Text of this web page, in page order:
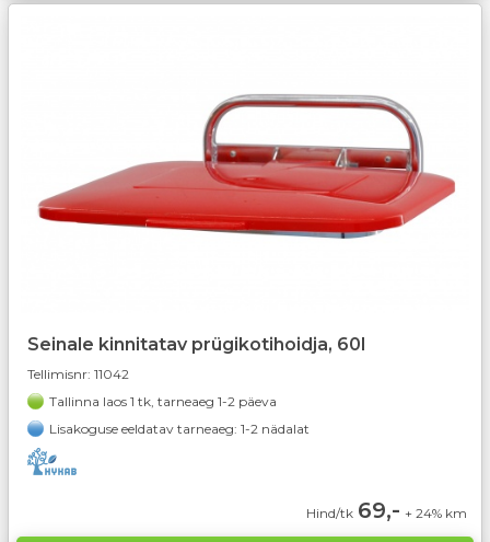
Seinale kinnitatav prügikotihoidja, 60l
Tellimisnr: 11042
Tallinna laos 1 tk, tarneaeg 1-2 päeva
Lisakoguse eeldatav tarneaeg: 1-2 nädalat
Hind/tk 69,- + 24% km